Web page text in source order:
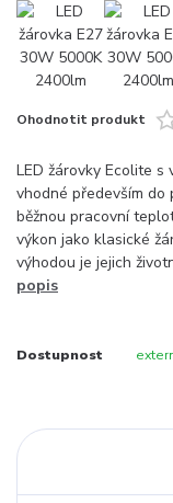
Ohodnotit produkt
LED žárovky Ecolite
vhodné především do
běžnou pracovní
výkon jako klasické
výhodou je jejich
popis
Dostupnost